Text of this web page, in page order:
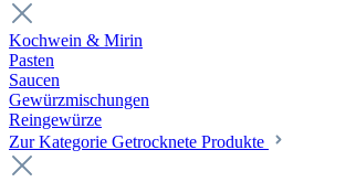
Kochwein & Mirin
Pasten
Saucen
Gewürzmischungen
Reingewürze
Zur Kategorie Getrocknete Produkte